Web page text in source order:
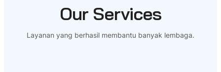
Our Services
Layanan yang berhasil membantu banyak lembaga.